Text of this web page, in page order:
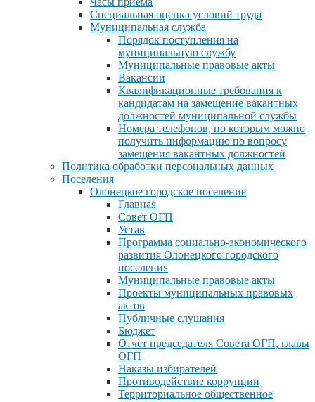
Специальная оценка условий труда
Муниципальная служба
Порядок поступления на
муниципальную службу
Муниципальные правовые акты
Вакансии
Квалификационные требования к
кандидатам на замещение вакантных
должностей муниципальной службы
Номера телефонов, по которым можно
получить информацию по вопросу
замещения вакантных должностей
Политика обработки персональных данных
Поселения
Олонецкое городское поселение
Главная
Совет ОГП
Устав
Программа социально-экономического
развития Олонецкого городского
поселения
Муниципальные правовые акты
Проекты муниципальных правовых
актов
Публичные слушания
Бюджет
Отчет председателя Совета ОГП, главы
ОГП
Наказы избирателей
Противодействие коррупции
Территориальное общественное